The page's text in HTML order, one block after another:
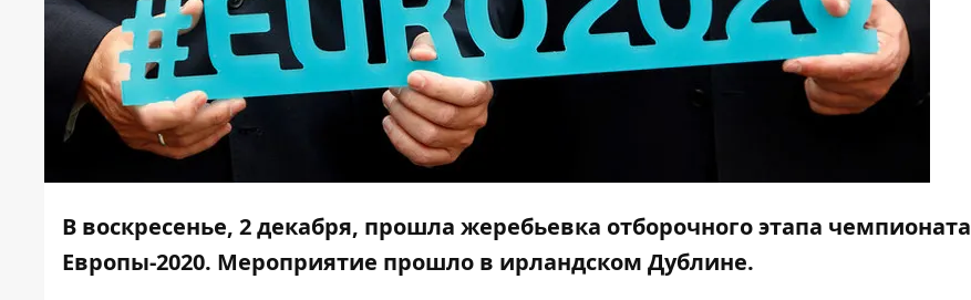
В воскресенье, 2 декабря, прошла жеребьевка отборочного этапа чемпионата
Европы-2020. Мероприятие прошло в ирландском Дублине.